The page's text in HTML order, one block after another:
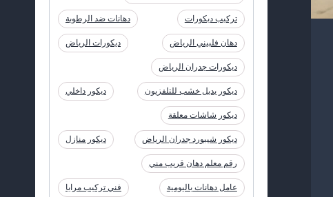
تركيب ديكورات دهانات ضد الرطوبة
دهان فلبيني الرياض ديكورات الرياض
ديكورات جدران الرياض
ديكور بديل خشب للتلفزيون ديكور داخلي
ديكور شاشات معلقة
ديكور شيبورد جدران الرياض ديكور منازل
رقم معلم دهان قريب مني
عامل دهانات باليومية فني تركيب مرايا